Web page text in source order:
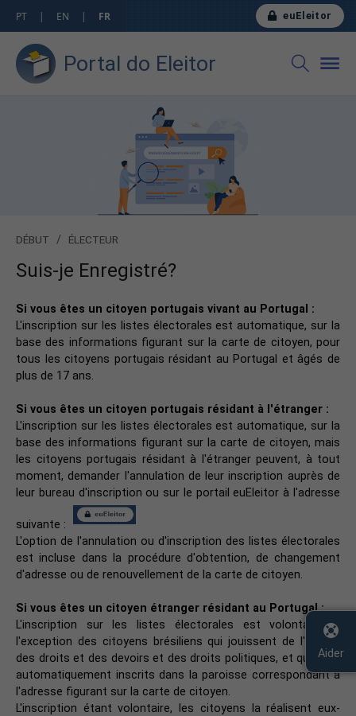
Aider
PT | EN | FR euEleitor
Portal do Eleitor
DÉBUT / ÉLECTEUR
Suis-je Enregistré?
​​​​​​​Si vous êtes un citoyen portugais vivant au Portugal :
L'inscription sur les listes électorales est automatique, sur la
base des informations figurant sur la carte de citoyen, pour
tous les citoyens portugais résidant au Portugal et âgés de
plus de 17 ans.
Si vous êtes un citoyen portugais résidant à l'étranger :
L'inscription sur les listes électorales est automatique, sur la
base des informations figurant sur la carte de citoyen, mais
les citoyens portugais résidant à l'étranger peuvent, à tout
moment, demander l'annulation de leur inscription auprès de
leur bureau d'inscription ou sur le portail euEleitor à l'adresse
suivante :
​L'option de l'annulation ou d'inscription des listes électorales
est incluse dans la procédure d'obtention, de changement
d'adresse ou de renouvellement de la carte de citoyen.
Si vous êtes un citoyen étranger résidant au Portugal :
L'inscription sur les listes électorales est volontaire, à
l'exception des citoyens brésiliens qui jouissent de l'égalité
des droits et des devoirs et des droits politiques, et qui sont
automatiquement inscrits dans la paroisse correspondant à
l'adresse figurant sur la carte de citoyen.
L'inscription étant volontaire, les citoyens la réalisent eux-